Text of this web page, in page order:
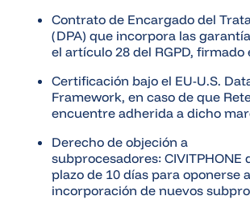
Contrato de Encargado del
(DPA) que incorpora las
el artículo 28 del RGPD, firmado
Certificación bajo el EU-U.S.
Framework, en caso de que
encuentre adherida a dicho
Derecho de objeción a
subprocesadores: CIVITPHONE
plazo de 10 días para oponerse
incorporación de nuevos